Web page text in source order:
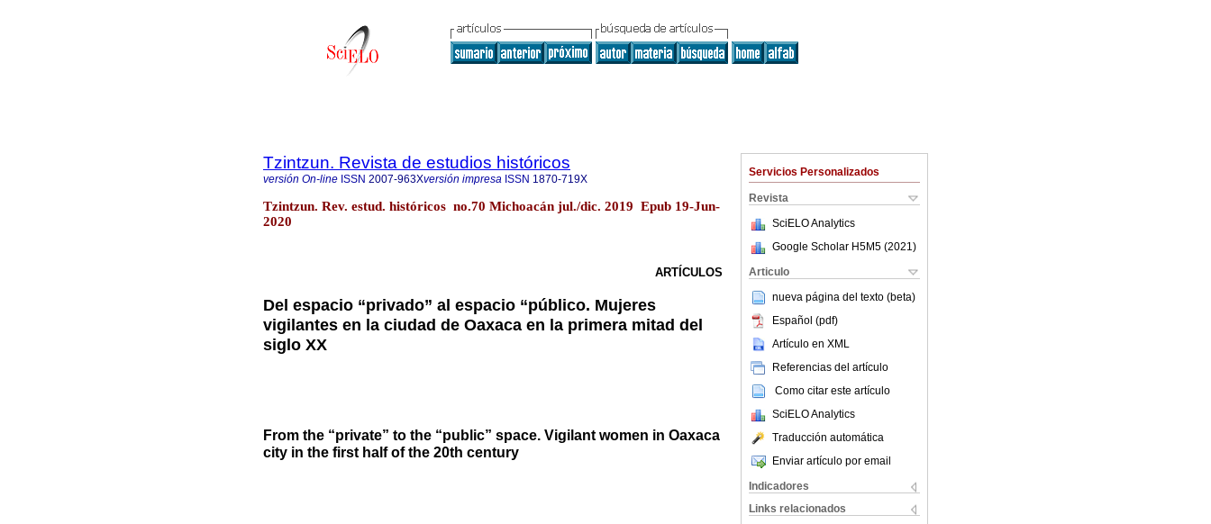
Servicios Personalizados
Revista
SciELO Analytics
Google Scholar H5M5 (2021 )
Articulo
nueva página del texto (beta)
Español (pdf)
Artículo en XML
Referencias del artículo
Como citar este artículo
SciELO Analytics
Traducción automática
Enviar artículo por email
Indicadores
Links relacionados
Tzintzun. Revista de estudios históricos
versión On-line ISSN 2007-963Xversión impresa ISSN 1870-719X
Tzintzun. Rev. estud. históricos no.70 Michoacán jul./dic. 2019 Epub 19-Jun-
2020
ARTÍCULOS
Del espacio “privado” al espacio “público. Mujeres
vigilantes en la ciudad de Oaxaca en la primera mitad del
siglo XX
From the “private” to the “public” space. Vigilant women in Oaxaca
city in the first half of the 20th century